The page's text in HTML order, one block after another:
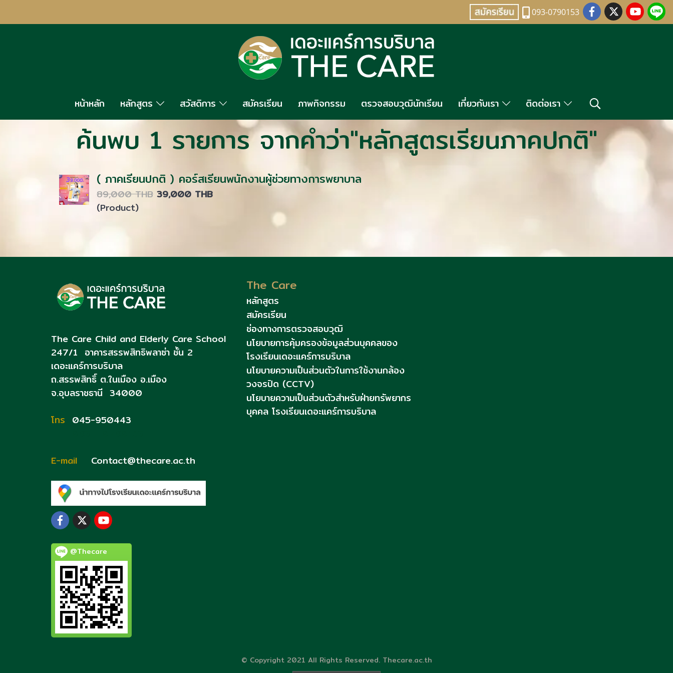
093-0790153
หน้าหลัก หลักสูตร สวัสดิการ สมัครเรียน ภาพกิจกรรม ตรวจสอบวุฒินักเรียน เกี่ยวกับเรา ติดต่อเรา
ค้นพบ 1 รายการ จากคำว่า"หลักสูตรเรียนภาคปกติ"
( ภาคเรียนปกติ ) คอร์สเรียนพนักงานผู้ช่วยทางการพยาบาล
89,000 THB 39,000 THB
(Product)
The Care Child and Elderly Care School
247/1 อาคารสรรพสิทธิพลาซ่า ชั้น 2
เดอะแคร์การบริบาล
ถ.สรรพสิทธิ์ ต.ในเมือง อ.เมือง
จ.อุบลราชธานี 34000
โทร 045-950443
E-mail
Contact@thecare.ac.th
@Thecare
The Care
หลักสูตร
สมัครเรียน
ช่องทางการตรวจสอบวุฒิ
นโยบายการคุ้มครองข้อมูลส่วนบุคคลของ
โรงเรียนเดอะแคร์การบริบาล
นโยบายความเป็นส่วนตัวในการใช้งานกล้อง
วงจรปิด (CCTV)
นโยบายความเป็นส่วนตัวสำหรับฝ่ายทรัพยากร
บุคคล โรงเรียนเดอะแคร์การบริบาล
© Copyright 2021 All Rights Reserved. Thecare.ac.th